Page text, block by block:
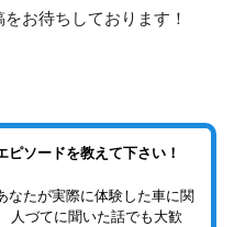
お待ちしております！
ソードを教えて下さい！
なたが実際に体験した車に関
人づてに聞いた話でも大歓